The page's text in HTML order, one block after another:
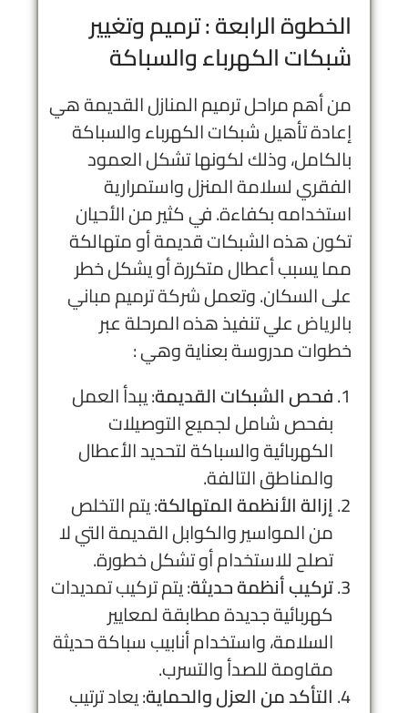
الخطوة الرابعة : ترميم وتغيير
شبكات الكهرباء والسباكة
من أهم مراحل ترميم المنازل القديمة هي
إعادة تأهيل شبكات الكهرباء والسباكة
بالكامل، وذلك لكونها تشكل العمود
الفقري لسلامة المنزل واستمرارية
استخدامه بكفاءة. في كثير من الأحيان
تكون هذه الشبكات قديمة أو متهالكة
مما يسبب أعطال متكررة أو يشكل خطر
على السكان. وتعملشركة ترميم مباني
بالرياضعلي تنفيذ هذه المرحلة عبر
خطوات مدروسة بعناية وهي :
فحص الشبكات القديمة: يبدأ العمل
بفحص شامل لجميع التوصيلات
الكهربائية والسباكة لتحديد الأعطال
والمناطق التالفة.
إزالة الأنظمة المتهالكة: يتم التخلص
من المواسير والكوابل القديمة التي لا
تصلح للاستخدام أو تشكل خطورة.
تركيب أنظمة حديثة: يتم تركيب تمديدات
كهربائية جديدة مطابقة لمعايير
السلامة، واستخدام أنابيب سباكة حديثة
مقاومة للصدأ والتسرب.
التأكد من العزل والحماية: يعاد ترتيب